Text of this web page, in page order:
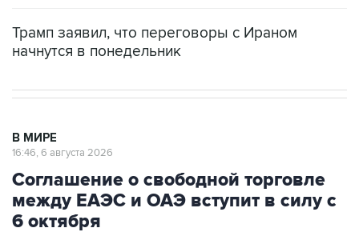
Трамп заявил, что переговоры с Ираном
начнутся в понедельник
В МИРЕ
16:46, 6 августа 2026
Соглашение о свободной торговле
между ЕАЭС и ОАЭ вступит в силу с
6 октября